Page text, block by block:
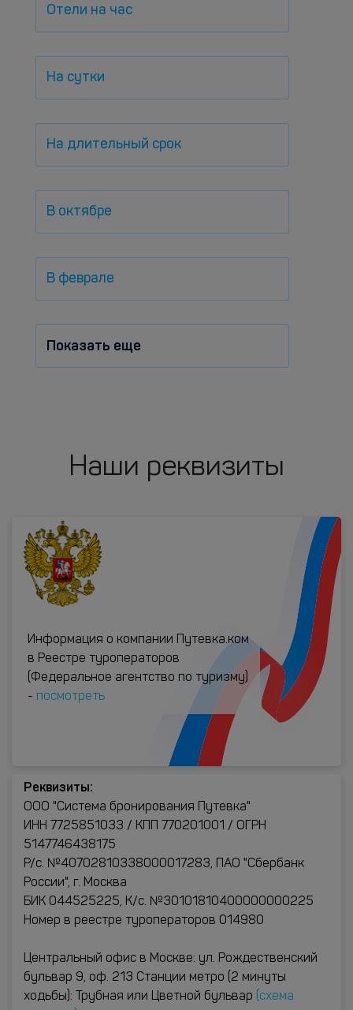
Отели на час
На сутки
На длительный срок
В октябре
В феврале
Показать еще
Наши реквизиты
Информация о компании Путевка.ком
в Реестре туроператоров
(Федеральное агентство по туризму)
- посмотреть
Реквизиты:
ООО "Система бронирования Путевка"
ИНН 7725851033 / КПП 770201001 / ОГРН
5147746438175
Р/с. №40702810338000017283, ПАО "Сбербанк
России", г. Москва
БИК 044525225, К/с. №30101810400000000225
Номер в реестре туроператоров 014980
Центральный офис в Москве: ул. Рождественский
бульвар 9, оф. 213 Станции метро (2 минуты
ходьбы): Трубная или Цветной бульвар
(схема